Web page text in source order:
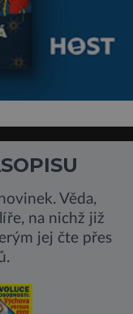
Věda,
na nichž již
jej čte přes